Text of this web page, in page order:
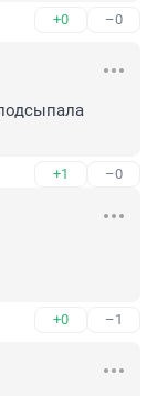
+0 –0
+1 –0
+0 –1